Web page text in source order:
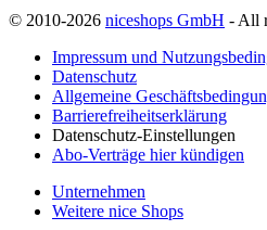
© 2010-2026 niceshops GmbH - All
Impressum und
Datenschutz
Allgemeine
Barrierefreiheitserklärung
Datenschutz-Einstellungen
Abo-Verträge hier kündigen
Unternehmen
Weitere nice Shops